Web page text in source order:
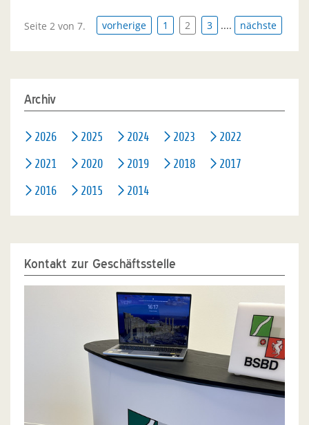
Seite 2 von 7. vorherige 1 2 3 .... nächste
Archiv
2026 2025 2024 2023 2022
2021 2020 2019 2018 2017
2016 2015 2014
Kontakt zur Geschäftsstelle